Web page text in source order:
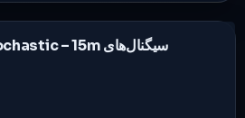
سیگنال‌های Stochastic –15m